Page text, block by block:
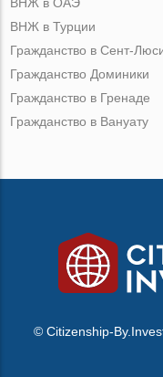
ВНЖ в Турции
Гражданство в Сент-
Гражданство Доминики
Гражданство в Гренаде
Гражданство в Вануату
© Citizenship-